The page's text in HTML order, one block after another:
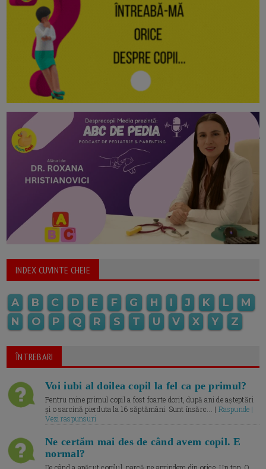
INDEX CUVINTE CHEIE
A B C D E F G H I J K L
M
N
O P Q R S T U V X Y Z
ÎNTREBARI
Voi iubi al doilea copil la fel ca pe primul?
Pentru mine primul copil a fost foarte dorit, după ani de așteptări
și o sarcină pierduta la 16 săptămâni. Sunt însărc... | Raspunde |
Vezi raspunsuri
Ne certăm mai des de când avem copil. E
normal?